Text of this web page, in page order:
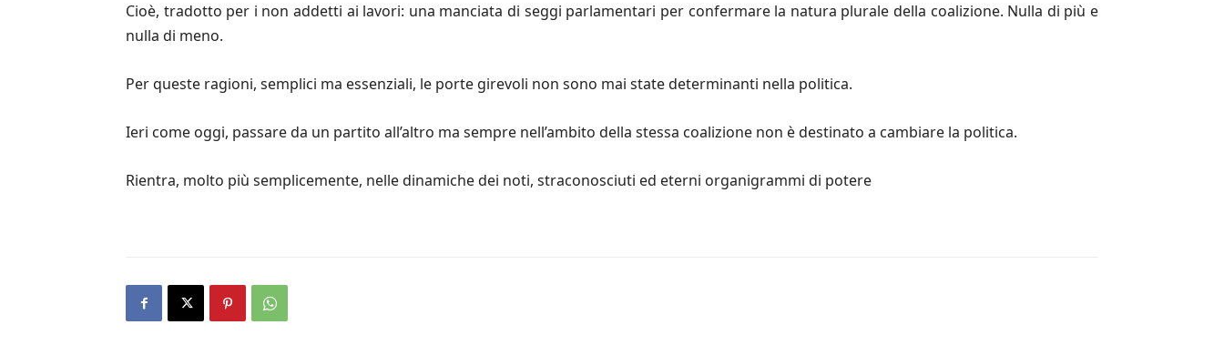
Cioè, tradotto per i non addetti ai lavori: una manciata di seggi parlamentari per confermare la natura plurale della coalizione. Nulla di più e
nulla di meno.
Per queste ragioni, semplici ma essenziali, le porte girevoli non sono mai state determinanti nella politica.
Ieri come oggi, passare da un partito all’altro ma sempre nell’ambito della stessa coalizione non è destinato a cambiare la politica.
Rientra, molto più semplicemente, nelle dinamiche dei noti, straconosciuti ed eterni organigrammi di potere